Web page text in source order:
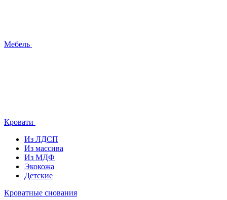
Мебель
Кровати
Из ЛДСП
Из массива
Из МДФ
Экокожа
Детские
Кроватные снования